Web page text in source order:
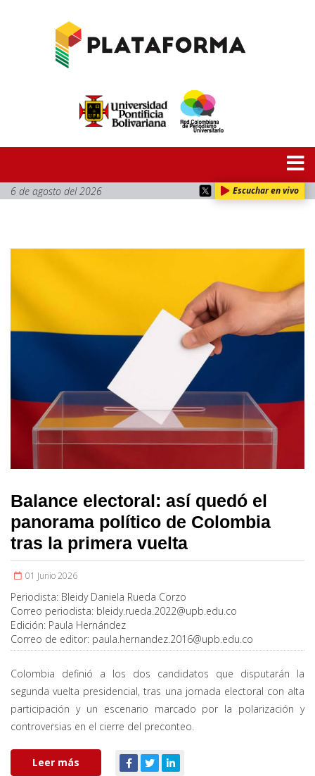
6 de agosto del 2026 Escuchar en vivo
Balance electoral: así quedó el
panorama político de Colombia
tras la primera vuelta
01 Junio 2026
Periodista: Bleidy Daniela Rueda Corzo
Correo periodista: bleidy.rueda.2022@upb.edu.co
Edición: Paula Hernández
Correo de editor: paula.hernandez.2016@upb.edu.co
Colombia definió a los dos candidatos que disputarán la
segunda vuelta presidencial, tras una jornada electoral con alta
participación y un escenario marcado por la polarización y
controversias en el cierre del preconteo.
Leer más